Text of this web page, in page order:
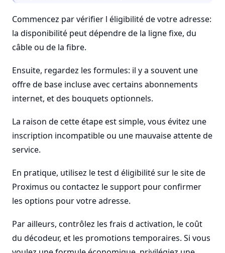
Commencez par vérifier l éligibilité de votre adresse:
la disponibilité peut dépendre de la ligne fixe, du
câble ou de la fibre.
Ensuite, regardez les formules: il y a souvent une
offre de base incluse avec certains abonnements
internet, et des bouquets optionnels.
La raison de cette étape est simple, vous évitez une
inscription incompatible ou une mauvaise attente de
service.
En pratique, utilisez le test d éligibilité sur le site de
Proximus ou contactez le support pour confirmer
les options pour votre adresse.
Par ailleurs, contrôlez les frais d activation, le coût
du décodeur, et les promotions temporaires. Si vous